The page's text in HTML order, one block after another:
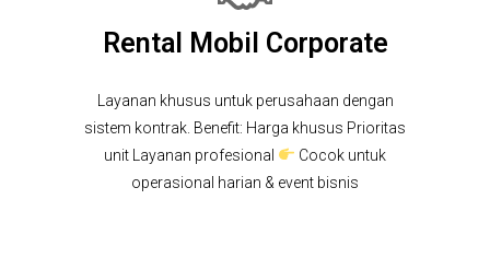
Rental Mobil Corporate
Layanan khusus untuk perusahaan dengan
sistem kontrak. Benefit: Harga khusus Prioritas
unit Layanan profesional
Cocok untuk
operasional harian & event bisnis